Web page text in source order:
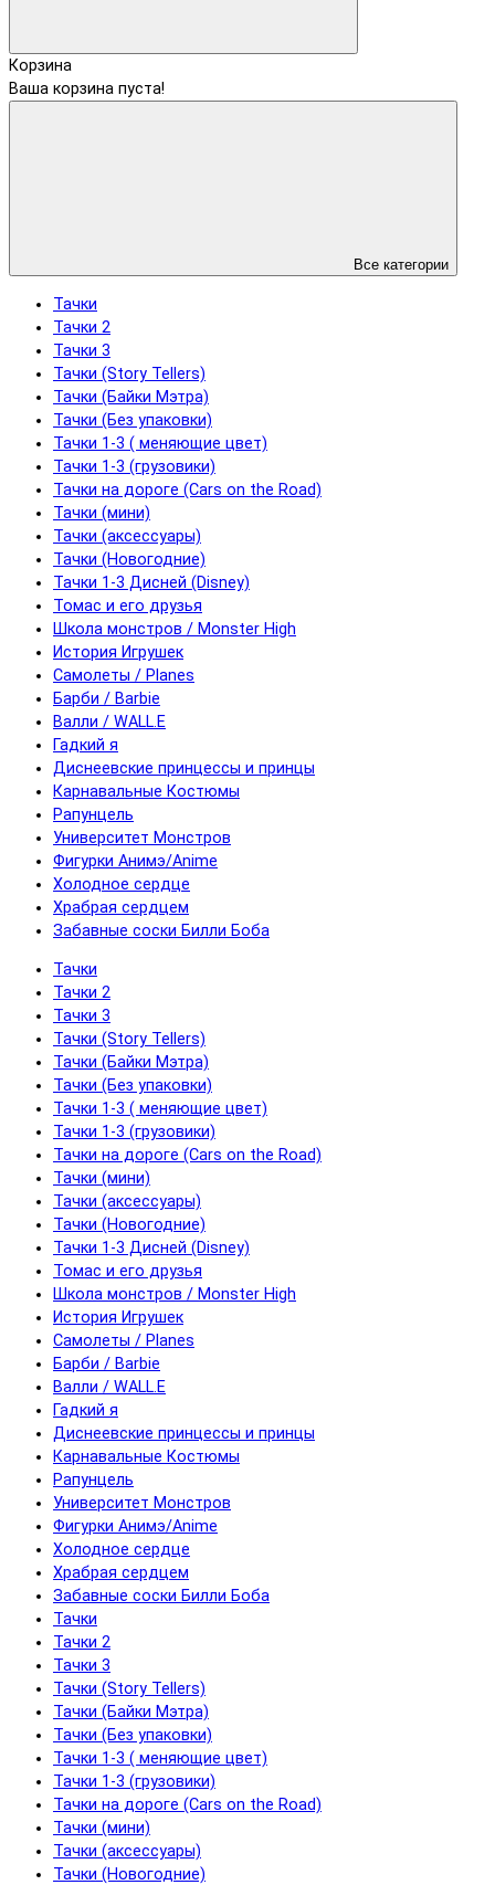
Корзина
Ваша корзина пуста!
Все категории
Тачки
Тачки 2
Тачки 3
Тачки (Story Tellers)
Тачки (Байки Мэтра)
Тачки (Без упаковки)
Тачки 1-3 ( меняющие цвет)
Тачки 1-3 (грузовики)
Тачки на дороге (Cars on the Road)
Тачки (мини)
Тачки (аксессуары)
Тачки (Новогодние)
Тачки 1-3 Дисней (Disney)
Томас и его друзья
Школа монстров / Monster High
История Игрушек
Самолеты / Planes
Барби / Barbie
Валли / WALL.E
Гадкий я
Диснеевские принцессы и принцы
Карнавальные Костюмы
Рапунцель
Университет Монстров
Фигурки Анимэ/Anime
Холодное сердце
Храбрая сердцем
Забавные соски Билли Боба
Тачки
Тачки 2
Тачки 3
Тачки (Story Tellers)
Тачки (Байки Мэтра)
Тачки (Без упаковки)
Тачки 1-3 ( меняющие цвет)
Тачки 1-3 (грузовики)
Тачки на дороге (Cars on the Road)
Тачки (мини)
Тачки (аксессуары)
Тачки (Новогодние)
Тачки 1-3 Дисней (Disney)
Томас и его друзья
Школа монстров / Monster High
История Игрушек
Самолеты / Planes
Барби / Barbie
Валли / WALL.E
Гадкий я
Диснеевские принцессы и принцы
Карнавальные Костюмы
Рапунцель
Университет Монстров
Фигурки Анимэ/Anime
Холодное сердце
Храбрая сердцем
Забавные соски Билли Боба
Тачки
Тачки 2
Тачки 3
Тачки (Story Tellers)
Тачки (Байки Мэтра)
Тачки (Без упаковки)
Тачки 1-3 ( меняющие цвет)
Тачки 1-3 (грузовики)
Тачки на дороге (Cars on the Road)
Тачки (мини)
Тачки (аксессуары)
Тачки (Новогодние)